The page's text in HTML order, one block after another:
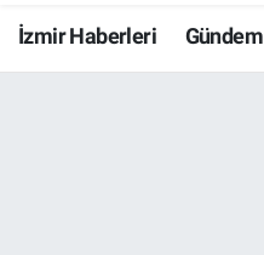
İzmir Haberleri Gündem
Resmi İlanlar